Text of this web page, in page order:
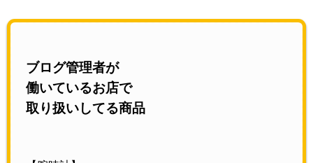
ブログ管理者が
働いているお店で
取り扱いしてる商品